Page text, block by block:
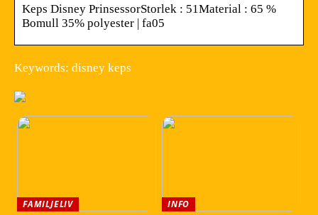
Keps Disney PrinsessorStorlek : 51Material : 65 %
Bomull 35% polyester | fa05
Keywords: disney keps
FAMILJELIV
INFO